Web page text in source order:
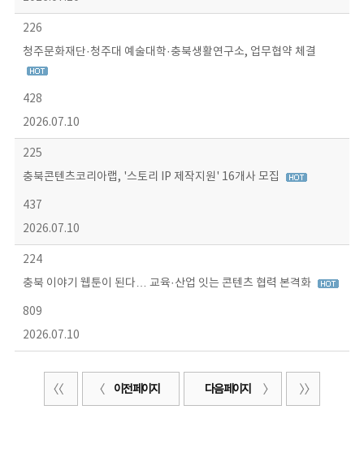
226
청주문화재단·청주대 예술대학·충북생활연구소, 업무협약 체결
428
2026.07.10
225
충북콘텐츠코리아랩, '스토리 IP 제작지원' 16개사 모집
437
2026.07.10
224
충북 이야기 웹툰이 된다… 교육·산업 잇는 콘텐츠 협력 본격화
809
2026.07.10
이전 페이지 다음 페이지